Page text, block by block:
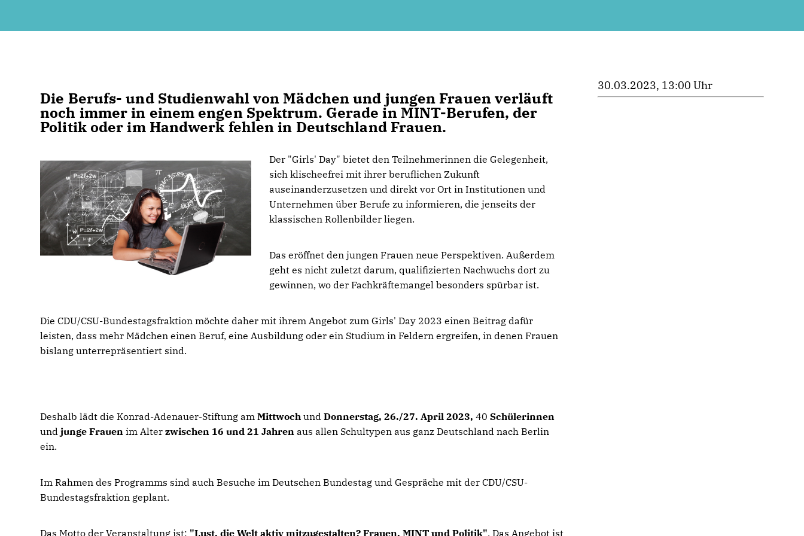
Die Berufs- und Studienwahl von Mädchen und jungen Frauen verläuft
noch immer in einem engen Spektrum. Gerade in MINT-Berufen, der
Politik oder im Handwerk fehlen in Deutschland Frauen.
Der "Girls' Day" bietet den Teilnehmerinnen die Gelegenheit,
sich klischeefrei mit ihrer beruflichen Zukunft
auseinanderzusetzen und direkt vor Ort in Institutionen und
Unternehmen über Berufe zu informieren, die jenseits der
klassischen Rollenbilder liegen.
Das eröffnet den jungen Frauen neue Perspektiven. Außerdem
geht es nicht zuletzt darum, qualifizierten Nachwuchs dort zu
gewinnen, wo der Fachkräftemangel besonders spürbar ist.
Die CDU/CSU-Bundestagsfraktion möchte daher mit ihrem Angebot zum Girls' Day 2023 einen Beitrag dafür
leisten, dass mehr Mädchen einen Beruf, eine Ausbildung oder ein Studium in Feldern ergreifen, in denen Frauen
bislang unterrepräsentiert sind.
Deshalb lädt die Konrad-Adenauer-Stiftung amMittwochund Donnerstag, 26./27. April 2023, 40Schülerinnen
und junge Frauenim Alterzwischen 16 und 21 Jahren aus allen Schultypen aus ganz Deutschland nach Berlin
ein.
Im Rahmen des Programms sind auch Besuche im Deutschen Bundestag und Gespräche mit der CDU/CSU-
Bundestagsfraktion geplant.
Das Motto der Veranstaltung ist: "Lust, die Welt aktiv mitzugestalten? Frauen, MINT und Politik". Das Angebot ist
30.03.2023, 13:00 Uhr